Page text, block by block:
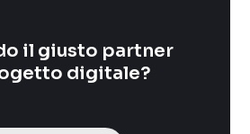
il giusto partner
digitale?